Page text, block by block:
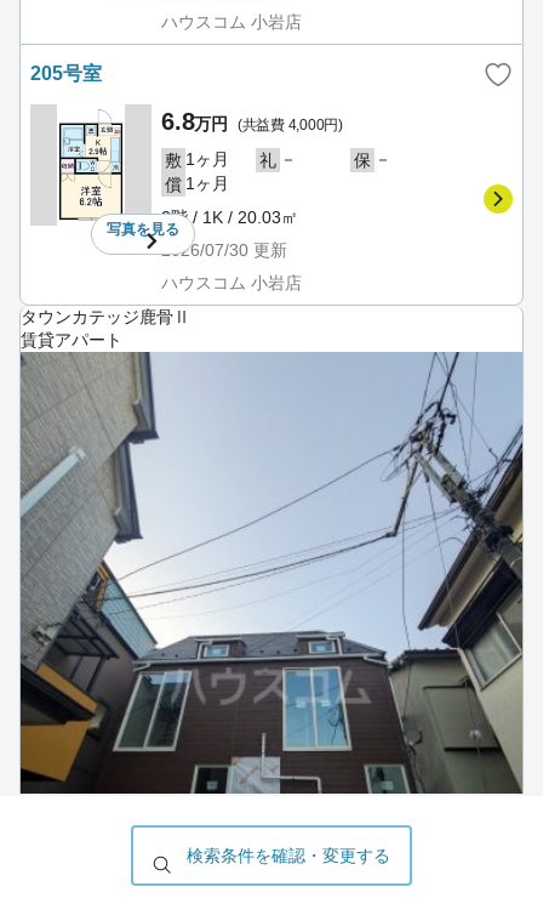
ハウスコム 小岩店
205号室
写真を見る
6.8万円 (共益費 4,000円)
敷 1ヶ月 礼 － 保 －
償 1ヶ月
2階 / 1K / 20.03㎡
2026/07/30 更新
ハウスコム 小岩店
タウンカテッジ鹿骨Ⅱ
賃貸アパート
検索条件を確認・変更する